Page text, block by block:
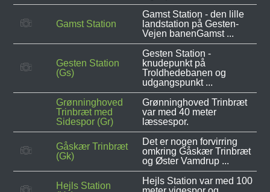
Gamst Station
Gamst Station - den lille
landstation på Gesten-
Vejen banenGamst ...
Gesten Station
(Gs)
Gesten Station -
knudepunkt på
Troldhedebanen og
udgangspunkt ...
Grønninghoved
Trinbræt med
Sidespor (Gr)
Grønninghoved Trinbræt
var med 40 meter
læssespor.
Gåskær Trinbræt
(Gk)
Det er nogen forvirring
omkring Gåskær Trinbræt
og Øster Vamdrup ...
Hejls Station
Hejls Station var med 100